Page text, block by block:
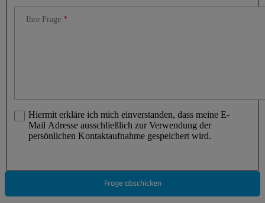
Ihre Frage
Hiermit erkläre ich mich einverstanden, dass meine E-
Mail Adresse ausschließlich zur Verwendung der
persönlichen Kontaktaufnahme gespeichert wird.
Frage abschicken